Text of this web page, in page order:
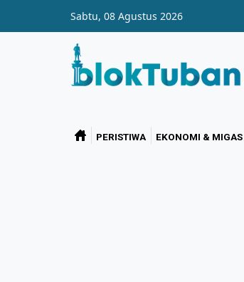
Sabtu, 08 Agustus 2026
PERISTIWA EKONOMI & MIGAS